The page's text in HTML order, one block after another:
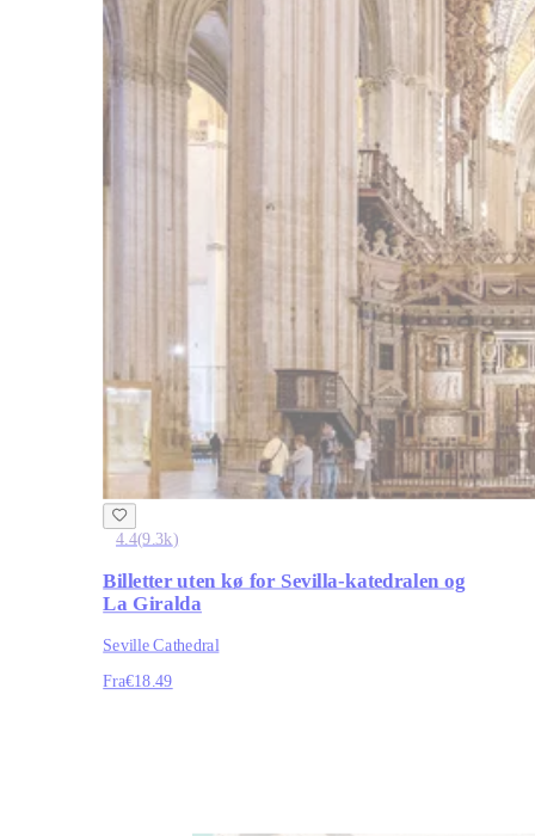
4.4(9.3k)
Billetter uten kø for Sevilla-katedralen og
La Giralda
Seville Cathedral
Fra€18.49